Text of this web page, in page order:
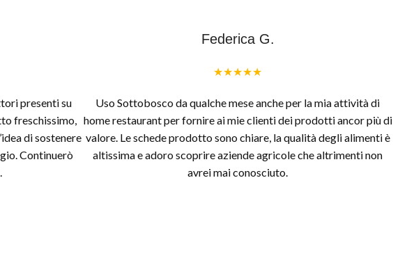
presenti su
freschissimo,
di sostenere
Continuerò
Federica G.
★★★★★
Uso Sottobosco da qualche mese anche per la mia attività di
home restaurant per fornire ai mie clienti dei prodotti ancor più di
valore. Le schede prodotto sono chiare, la qualità degli alimenti è
altissima e adoro scoprire aziende agricole che altrimenti non
avrei mai conosciuto.